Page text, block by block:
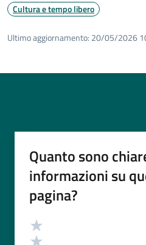
Cultura e tempo libero
Ultimo aggiornamento: 20/05/2026
Quanto sono
informazioni su
pagina?
Valutazione